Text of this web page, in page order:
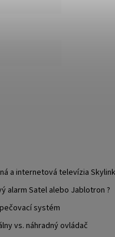
a internetová televízia Skylink
alarm Satel alebo Jablotron ?
systém
vs. náhradný ovládač